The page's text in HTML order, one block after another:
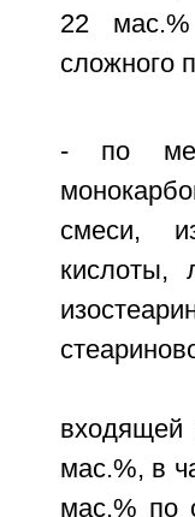
22
сложного
- по
смеси,
кислоты,
входящей
мас.%, в
мас.% по